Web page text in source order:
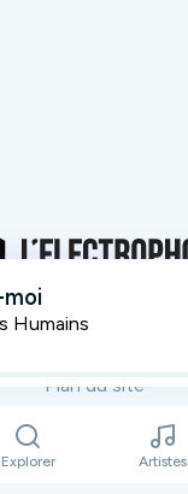
Mentions légales
Plan du site
moi
Humains
Explorer Artistes